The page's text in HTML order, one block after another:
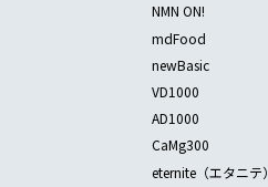
NMN ON!
mdFood
newBasic
VD1000
AD1000
CaMg300
eternite（エタニテ）